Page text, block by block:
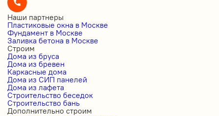
Наши партнеры
Пластиковые окна в Москве
Фундамент в Москве
Заливка бетона в Москве
Строим
Дома из бруса
Дома из бревен
Каркасные дома
Дома из СИП панелей
Дома из лафета
Строительство беседок
Строительство бань
Дополнительно строим